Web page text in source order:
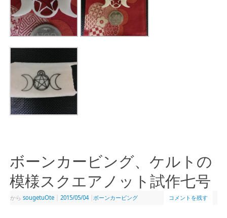
ボーンカービング、ケルトの
模様スクエアノット試作七号
から sougetuOte 2015/05/04 ボーンカービング コメントを残す